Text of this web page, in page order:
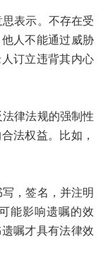
表示。不存在受
人不能通过威胁
订立违背其内心
律法规的强制性
法权益。比如，
，签名，并注明
能影响遗嘱的效
嘱才具有法律效